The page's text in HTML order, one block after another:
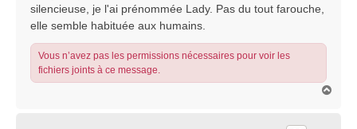
silencieuse, je l'ai prénommée Lady. Pas du tout farouche,
elle semble habituée aux humains.
Vous n’avez pas les permissions nécessaires pour voir les
fichiers joints à ce message.